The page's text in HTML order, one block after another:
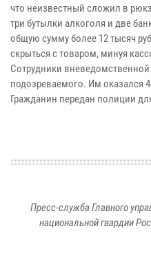
что неизвестный сложил в
три бутылки алкоголя и две
общую сумму более 12 тысяч
скрыться с товаром, минуя
Сотрудники
подозреваемого. Им оказался
Гражданин передан полиции
Пресс-служба Главного
национальной гвардии